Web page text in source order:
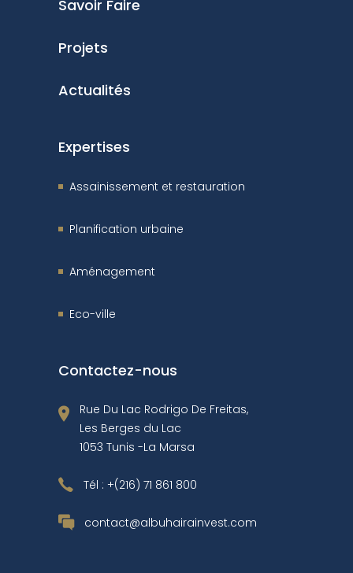
Savoir Faire
Projets
Actualités
Expertises
Assainissement et restauration
Planification urbaine
Aménagement
Eco-ville
Contactez-nous
Rue Du Lac Rodrigo De Freitas,
Les Berges du Lac
1053 Tunis -La Marsa
Tél : +(216) 71 861 800
contact@albuhairainvest.com